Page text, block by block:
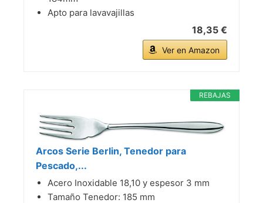
Apto para lavavajillas
18,35 €
Ver en Amazon
REBAJAS
Arcos Serie Berlin, Tenedor para
Pescado,...
Acero Inoxidable 18,10 y espesor 3 mm
Tamaño Tenedor: 185 mm